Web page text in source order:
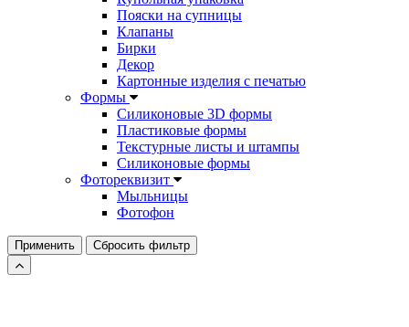
Пояски на супницы
Клапаны
Бирки
Декор
Картонные изделия с печатью
Формы
Силиконовые 3D формы
Пластиковые формы
Текстурные листы и штампы
Силиконовые формы
Фотореквизит
Мыльницы
Фотофон
Применить Сбросить фильтр